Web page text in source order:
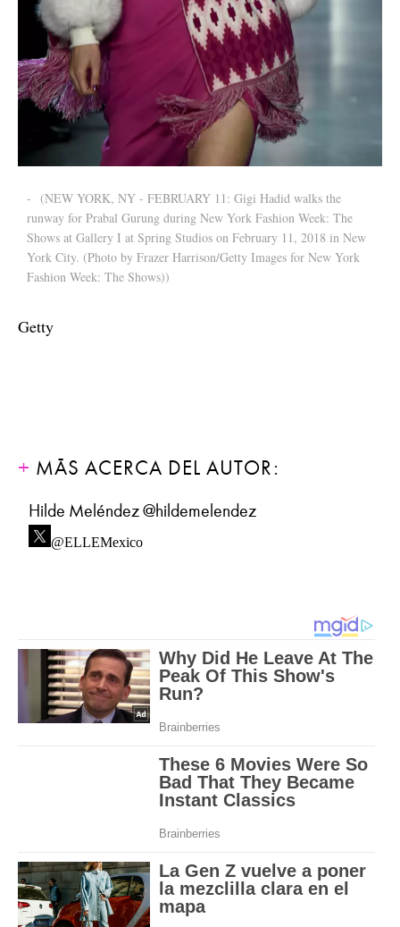
- (NEW YORK, NY - FEBRUARY 11: Gigi Hadid walks the
runway for Prabal Gurung during New York Fashion Week: The
Shows at Gallery I at Spring Studios on February 11, 2018 in New
York City. (Photo by Frazer Harrison/Getty Images for New York
Fashion Week: The Shows))
Getty
MÁS ACERCA DEL AUTOR:
Hilde Meléndez @hildemelendez
@ELLEMexico